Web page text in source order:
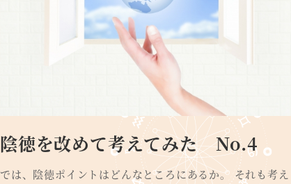
陰徳を改めて考えてみた No.4
では、陰徳ポイントはどんなところにあるか。 それも考え